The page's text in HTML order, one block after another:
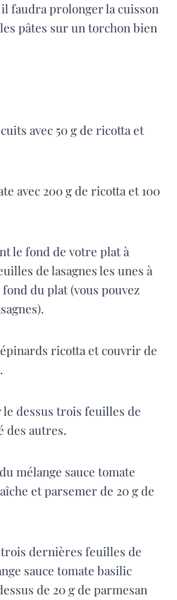
il faudra prolonger la cuisson
pâtes sur un torchon bien
avec 50 g de ricotta et
avec 200 g de ricotta et 100
le fond de votre plat à
de lasagnes les unes à
du plat (vous pouvez
ricotta et couvrir de
le dessus trois feuilles de
des autres.
mélange sauce tomate
et parsemer de 20 g de
trois dernières feuilles de
sauce tomate basilic
de 20 g de parmesan